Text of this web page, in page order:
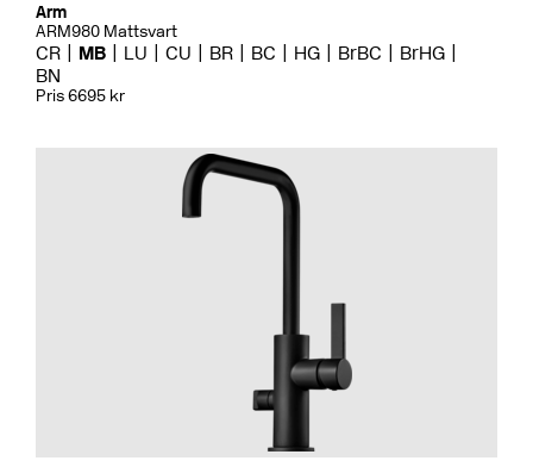
Arm
ARM980 Mattsvart
CR MB LU CU BR BC HG BrBC
BrHG
BN
Pris 6695 kr